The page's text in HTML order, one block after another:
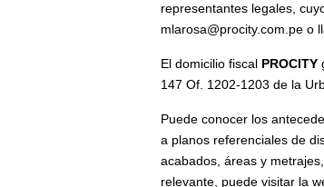
representantes legales,
mlarosa@procity.com.pe o
El domicilio fiscal PROCITY
147 Of. 1202-1203 de la
Puede conocer los
a planos referenciales de
acabados, áreas y
relevante, puede visitar la